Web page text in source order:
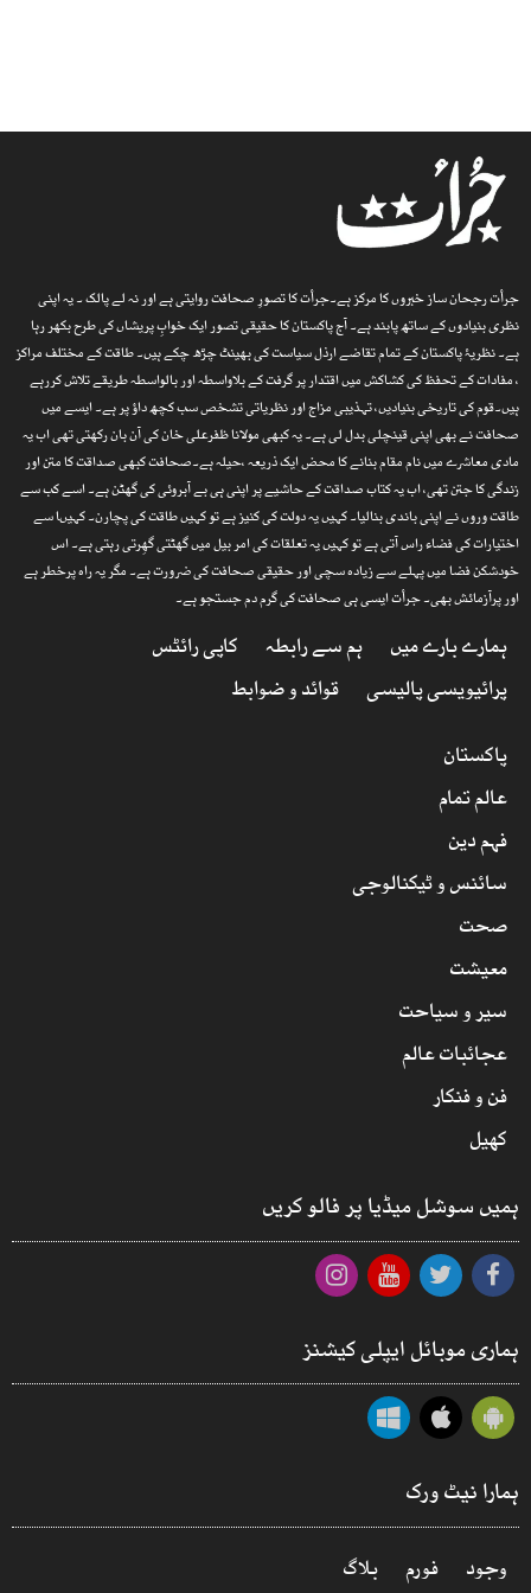
جرأت رجحان ساز خبروں کا مرکز ہے۔جرأت کا تصورِ صحافت روایتی ہے اور نہ لے پالک ۔ یہ اپنی
نظری بنیادوں کے ساتھ پابند ہے۔ آج پاکستان کا حقیقی تصور ایک خوابِ پریشاں کی طرح بکھر رہا
ہے۔ نظریۂ پاکستان کے تمام تقاضے ارذل سیاست کی بھینٹ چڑھ چکے ہیں۔ طاقت کے مختلف مراکز
، مفادات کے تحفظ کی کشاکش میں اقتدار پر گرفت کے بلاواسطہ اور بالواسطہ طریقے تلاش کررہے
ہیں۔قوم کی تاریخی بنیادیں، تہذیبی مزاج اور نظریاتی تشخص سب کچھ داؤ پر ہے۔ ایسے میں
صحافت نے بھی اپنی قینچلی بدل لی ہے۔ یہ کبھی مولانا ظفرعلی خان کی آن بان رکھتی تھی اب یہ
مادی معاشرے میں نام مقام بنانے کا محض ایک ذریعہ ،حیلہ ہے۔صحافت کبھی صداقت کا متن اور
زندگی کا جتن تھی، اب یہ کتاب صداقت کے حاشیے پر اپنی ہی بے آبروئی کی گھٹن ہے۔ اسے کب سے
طاقت وروں نے اپنی باندی بنالیا۔ کہیں یہ دولت کی کنیز ہے تو کہیں طاقت کی پچارن۔ کہیںا سے
اختیارات کی فضاء راس آتی ہے تو کہیں یہ تعلقات کی امر بیل میں گھٹتی گھِرتی رہتی ہے۔ اس
خودشکن فضا میں پہلے سے زیادہ سچی اور حقیقی صحافت کی ضرورت ہے۔ مگر یہ راہ پرخطر ہے
اور پرآزمائش بھی۔ جرأت ایسی ہی صحافت کی گرم دم جستجو ہے۔
ہمارے بارے میں ہم سے رابطہ
کاپی رائٹس
پرائیویسی پالیسی
قوائد و ضوابط
پاکستان
عالم تمام
فہم دین
سائنس و ٹیکنالوجی
صحت
معیشت
سیر و سیاحت
عجائبات عالم
فن و فنکار
کھیل
ہمیں سوشل میڈیا پر فالو کریں
ہماری موبائل ایپلی کیشنز
ہمارا نیٹ ورک
وجود فورم بلاگ